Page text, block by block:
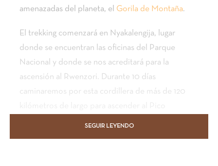
amenazadas del planeta, el Gorila de Montaña.
El trekking comenzará en Nyakalengija, lugar
donde se encuentran las oficinas del Parque
Nacional y donde se nos acreditará para la
ascensión al Rwenzori. Durante 10 días
caminaremos por esta cordillera de más de 120
SEGUIR LEYENDO